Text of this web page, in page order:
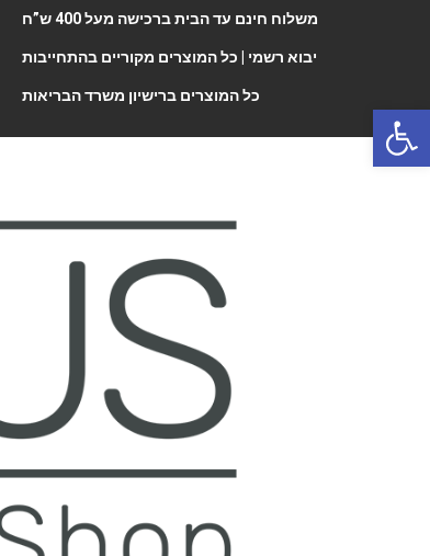
משלוח חינם עד הבית ברכישה מעל 400 ש”ח
יבוא רשמי | כל המוצרים מקוריים בהתחייבות
כל המוצרים ברישיון משרד הבריאות